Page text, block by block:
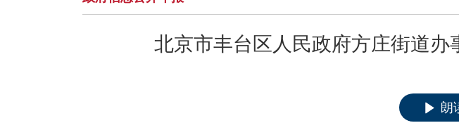
北京市丰台区人民政府方庄街道办
朗